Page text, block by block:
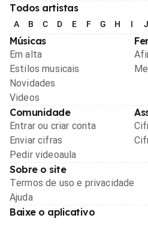
Todos artistas
A B C D E F G H I J
Músicas
Em alta
Estilos musicais
Novidades
Videos
Comunidade
Entrar ou criar conta
Enviar cifras
Pedir videoaula
Sobre o site
Termos de uso e privacidade
Ajuda
Baixe o aplicativo